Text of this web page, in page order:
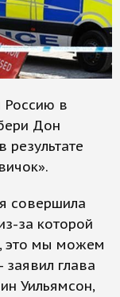
Россию в
Дон
совершила
за которой
это мы можем
глава
Уильямсон,